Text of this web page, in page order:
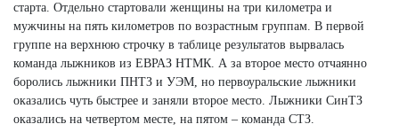
старта. Отдельно стартовали женщины на три километра и
мужчины на пять километров по возрастным группам. В первой
группе на верхнюю строчку в таблице результатов вырвалась
команда лыжников из ЕВРАЗ НТМК. А за второе место отчаянно
боролись лыжники ПНТЗ и УЭМ, но первоуральские лыжники
оказались чуть быстрее и заняли второе место. Лыжники СинТЗ
оказались на четвертом месте, на пятом – команда СТЗ.